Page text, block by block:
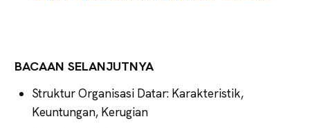
BACAAN SELANJUTNYA
Struktur Organisasi Datar: Karakteristik,
Keuntungan, Kerugian